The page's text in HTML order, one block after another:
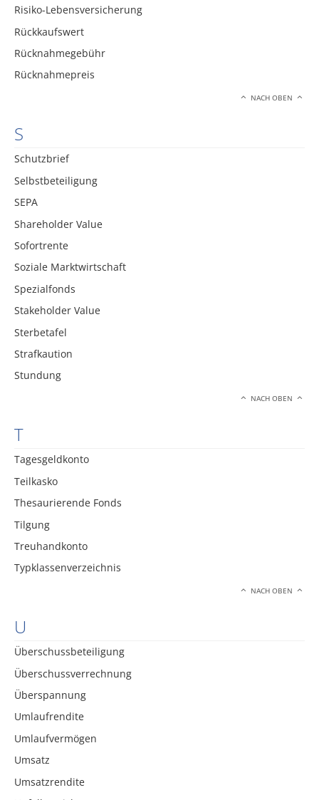
Risiko-Lebensversicherung
Rückkaufswert
Rücknahmegebühr
Rücknahmepreis
NACH OBEN
S
Schutzbrief
Selbstbeteiligung
SEPA
Shareholder Value
Sofortrente
Soziale Marktwirtschaft
Spezialfonds
Stakeholder Value
Sterbetafel
Strafkaution
Stundung
NACH OBEN
T
Tagesgeldkonto
Teilkasko
Thesaurierende Fonds
Tilgung
Treuhandkonto
Typklassenverzeichnis
NACH OBEN
U
Überschussbeteiligung
Überschussverrechnung
Überspannung
Umlaufrendite
Umlaufvermögen
Umsatz
Umsatzrendite